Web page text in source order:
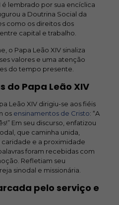
lembrado por sua encíclica
a Doutrina Social da
como os direitos dos
capital e trabalho.
o Papa Leão XIV sinaliza
valores e uma atenção
do tempo presente.
do Papa Leão XIV
Leão XIV dirigiu-se aos fiéis
os ensinamentos de Cristo: “A
Em seu discurso, enfatizou
que caminha unida,
caridade e a proximidade
foram recebidas com
Refletiam seu
sinodal e missionária.
pelo serviço e